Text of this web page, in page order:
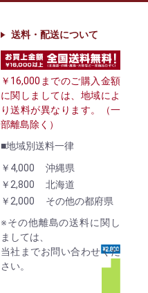
送料・配送について
￥16,000までのご購入金額
に関しましては、地域によ
り送料が異なります。（一
部離島除く）
■地域別送料一律
￥4,000
沖縄県
￥2,800
北海道
￥2,000
その他の都府県
※その他離島の送料に関し
ましては、
当社までお問い合わせくだ
さい。